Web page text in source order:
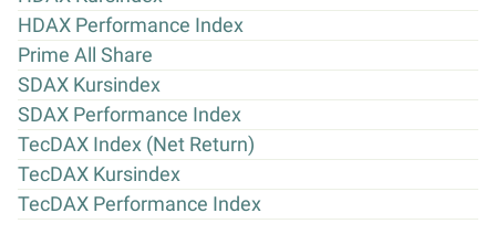
HDAX Performance Index
Prime All Share
SDAX Kursindex
SDAX Performance Index
TecDAX Index (Net Return)
TecDAX Kursindex
TecDAX Performance Index